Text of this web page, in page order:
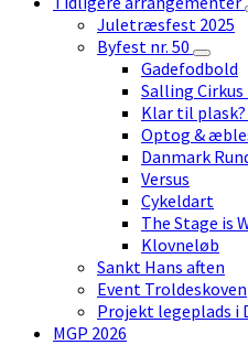
Juletræsfest 2025
Byfest nr. 50
Gadefodbold
Salling Cirkus
Klar til plask?
Optog &
Danmark
Versus
Cykeldart
The Stage is
Klovneløb
Sankt Hans aften
Event Troldeskoven
Projekt legeplads i
MGP 2026